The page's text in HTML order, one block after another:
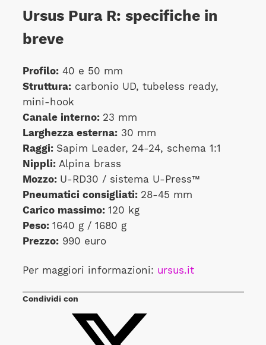
Ursus Pura R: specifiche in
breve
Profilo:40 e 50 mm
Struttura:carbonio UD, tubeless ready,
mini-hook
Canale interno: 23 mm
Larghezza esterna:30 mm
Raggi: Sapim Leader, 24-24, schema 1:1
Nippli:Alpina brass
Mozzo: U-RD30 / sistema U-Press™
Pneumatici consigliati: 28-45 mm
Carico massimo: 120 kg
Peso: 1640 g / 1680 g
Prezzo:990 euro
Per maggiori informazioni: ursus.it
Condividi con